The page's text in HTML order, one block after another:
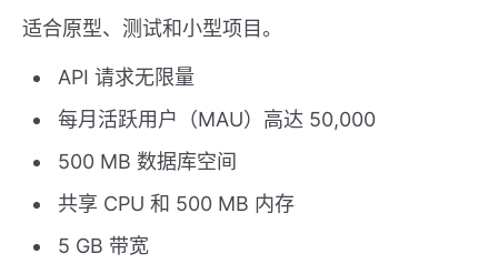
适合原型、测试和小型项目。
API 请求无限量
每月活跃用户（MAU）高达 50,000
500 MB 数据库空间
共享 CPU 和 500 MB 内存
5 GB 带宽